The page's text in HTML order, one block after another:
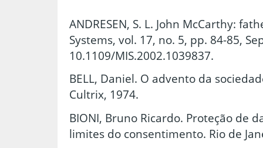
ANDRESEN, S. L. John McCarthy:
Systems, vol. 17, no. 5, pp. 84-85,
10.1109/MIS.2002.1039837.
BELL, Daniel. O advento da
Cultrix, 1974.
BIONI, Bruno Ricardo. Proteção de
limites do consentimento. Rio de